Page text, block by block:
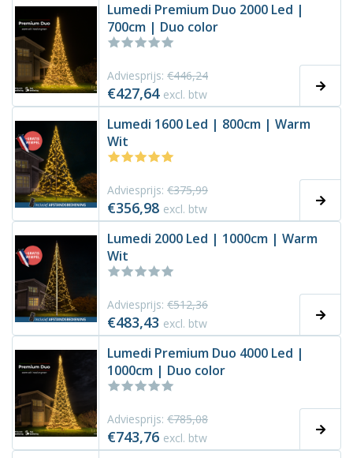
Lumedi Premium Duo 2000 Led |
700cm | Duo color
Adviesprijs: €446,24
€427,64 excl. btw
Lumedi 1600 Led | 800cm | Warm
Wit
Adviesprijs: €375,99
€356,98 excl. btw
Lumedi 2000 Led | 1000cm | Warm
Wit
Adviesprijs: €512,36
€483,43 excl. btw
Lumedi Premium Duo 4000 Led |
1000cm | Duo color
Adviesprijs: €785,08
€743,76 excl. btw